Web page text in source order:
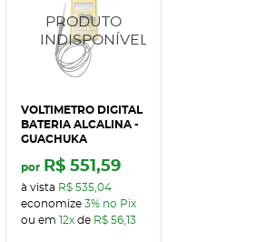
VOLTIMETRO DIGITAL
BATERIA ALCALINA -
GUACHUKA
por R$ 551,59
à vista R$ 535,04
economize3% no Pix
ou em12x de R$ 56,13